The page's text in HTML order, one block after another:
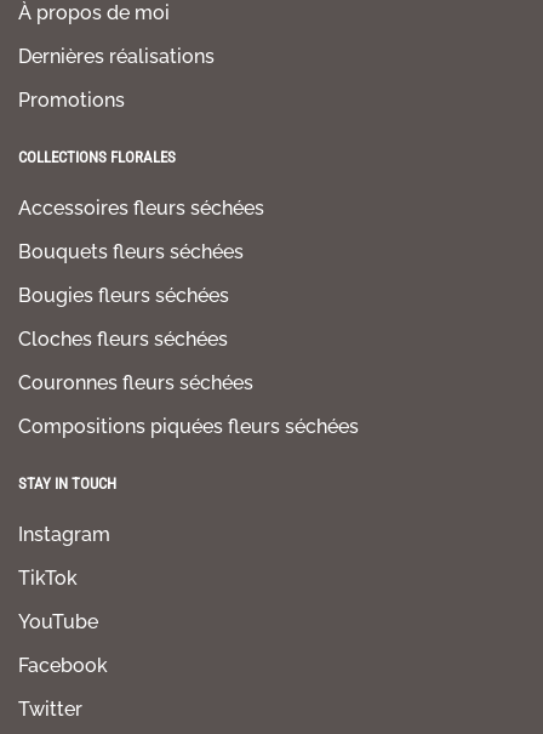
À propos de moi
Dernières réalisations
Promotions
COLLECTIONS FLORALES
Accessoires fleurs séchées
Bouquets fleurs séchées
Bougies fleurs séchées
Cloches fleurs séchées
Couronnes fleurs séchées
Compositions piquées fleurs séchées
STAY IN TOUCH
Instagram
TikTok
YouTube
Facebook
Twitter